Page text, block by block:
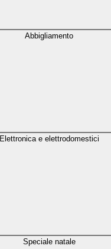
Abbigliamento
Elettronica e elettrodomestici
Speciale natale